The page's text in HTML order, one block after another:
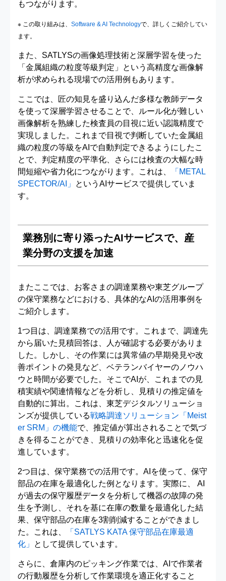
もつながります。
※ この取り組みは、 Software & AI Technologyで、詳しくご紹介してい
ます。
また、SATLYSの画像処理技術と深層学習を使った
「金属組織の粒度等級判定」という高精度な画像解
析が求められる現場での活用例もあります。
ここでは、匠の知見を盛り込んだ多様な教師データ
を使って深層学習させることで、ルール化が難しい
画像解析を熟練した検査員の目視に近い認識精度で
実現しました。これまで目視で判断していた金属組
織の粒度の等級をAIで自動判定できるようにしたこ
とで、判定精度の平準化、さらには検査の大幅な時
間短縮や省力化につながります。これは、
「METAL
SPECTOR/AI」
というAIサービスで提供していま
す。
業務別に寄り添ったAIサービスで、産
業分野の支援を加速
またここでは、お客さまの調達業務や東芝グループ
の保守業務などにおける、具体的なAIの活用事例を
ご紹介します。
1つ目は、調達業務での活用です。これまで、調達先
から届いた見積回答は、人が確認する必要がありま
した。しかし、その作業には異常値の早期発見や改
善ポイントの発見など、ベテランバイヤーのノウハ
ウと時間が必要でした。そこでAIが、これまでの見
積実績や関連情報などを分析し、見積りの推定値を
自動的に算出。これは、東芝デジタルソリューショ
ンズが提供している戦略調達ソリューション「Meist
er SRM」の機能で、推定値が算出されることで気づ
きを得ることができ、見積りの効率化と迅速化を促
進しています。
2つ目は、保守業務での活用です。AIを使って、保守
部品の在庫を最適化した例となります。実際に、 AI
が過去の保守履歴データを分析して機器の故障の発
生を予測し、それを基に在庫の数量を最適化した結
果、保守部品の在庫を3割削減することができまし
た。これは、
「SATLYS KATA 保守部品在庫最適
化」
として提供しています。
さらに、倉庫内のピッキング作業では、AIで作業者
の行動履歴を分析して作業環境を適正化すること